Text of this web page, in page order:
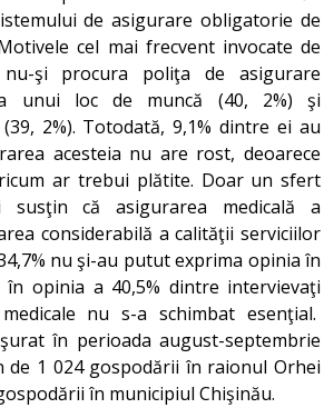
de asigurare obligatorie de
cel mai frecvent invocate de
şi procura poliţa de asigurare
unui loc de muncă (40, 2%) şi
2%). Totodată, 9,1% dintre ei au
acesteia nu are rost, deoarece
ar trebui plătite. Doar un sfert
susţin că asigurarea medicală a
considerabilă a calităţii serviciilor
nu şi-au putut exprima opinia în
opinia a 40,5% dintre intervievaţi
nu s-a schimbat esenţial.
în perioada august-septembrie
de 1 024 gospodării în raionul Orhei
în municipiul Chişinău.